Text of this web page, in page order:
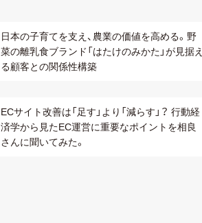
日本の子育てを支え、農業の価値を高める。野
菜の離乳食ブランド「はたけのみかた」が見据え
る顧客との関係性構築
ECサイト改善は「足す」より「減らす」？ 行動経
済学から見たEC運営に重要なポイントを相良
さんに聞いてみた。